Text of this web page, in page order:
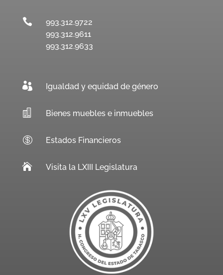

993.312.9722
993.312.9611
993.312.9633
 Igualdad y equidad de género
 Bienes muebles e inmuebles
 Estados Financieros
 Visita la LXIII Legislatura